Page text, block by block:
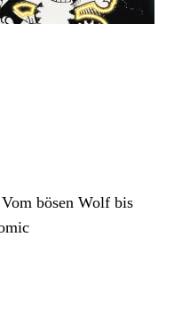
bösen Wolf bis